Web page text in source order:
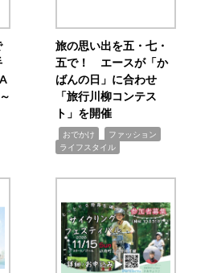
旅の思い出を五・七・
五で！ エースが「か
ばんの日」に合わせ
「旅行川柳コンテス
ト」を開催
おでかけ ファッション
ライフスタイル